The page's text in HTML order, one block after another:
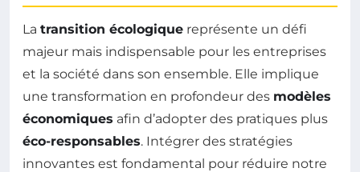
La transition écologique représente un défi
majeur mais indispensable pour les entreprises
et la société dans son ensemble. Elle implique
une transformation en profondeur des modèles
économiques afin d’adopter des pratiques plus
éco-responsables. Intégrer des stratégies
innovantes est fondamental pour réduire notre